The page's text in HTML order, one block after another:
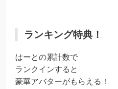
ランキング特典！
はーとの累計数で
ランクインすると
豪華アバターがもらえる！